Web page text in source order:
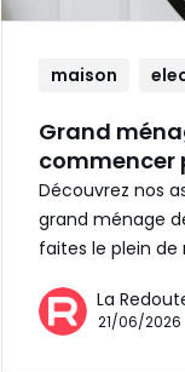
maison
Grand
commencer
Découvrez nos
grand ménage
faites le plein de
La
21/06/2026